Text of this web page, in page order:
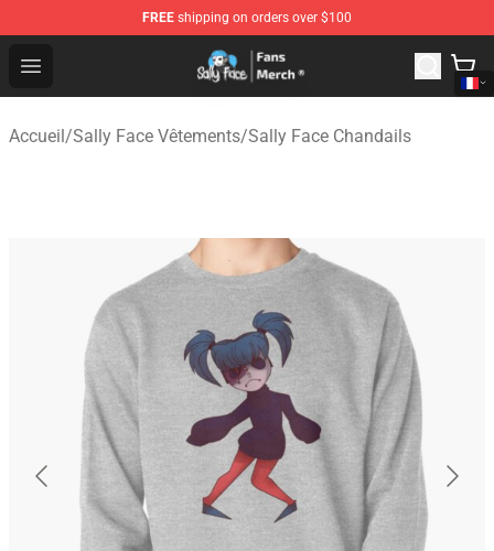
FREE shipping on orders over $100
Open menu
Sally Face Store - Official Sally Face Merchandise Shop
Accueil/Sally Face Vêtements/Sally Face Chandails